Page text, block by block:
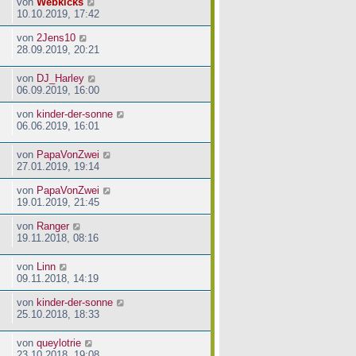
10.10.2019, 17:42
von 2Jens10
28.09.2019, 20:21
von DJ_Harley
06.09.2019, 16:00
von kinder-der-sonne
06.06.2019, 16:01
von PapaVonZwei
27.01.2019, 19:14
von PapaVonZwei
19.01.2019, 21:45
von Ranger
19.11.2018, 08:16
von
Linn
09.11.2018, 14:19
von kinder-der-sonne
25.10.2018, 18:33
von queylotrie